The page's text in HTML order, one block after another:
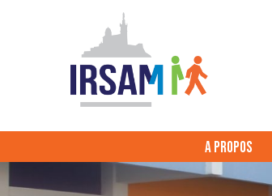
A PROPOS